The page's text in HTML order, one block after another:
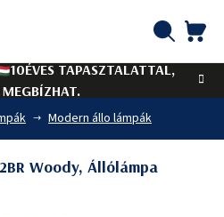
10ÉVES TAPASZTALATTAL,
Modern állo lámpák
2BR Woody, Állólámpa